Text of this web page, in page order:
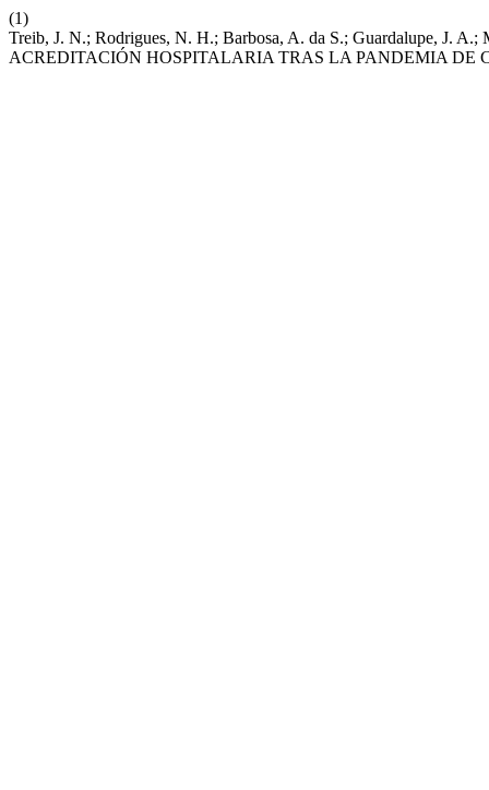
(1)
Treib, J. N.; Rodrigues, N. H.; Barbosa, A. da S.; Guardalupe, J.
ACREDITACIÓN HOSPITALARIA TRAS LA PANDEMIA DE